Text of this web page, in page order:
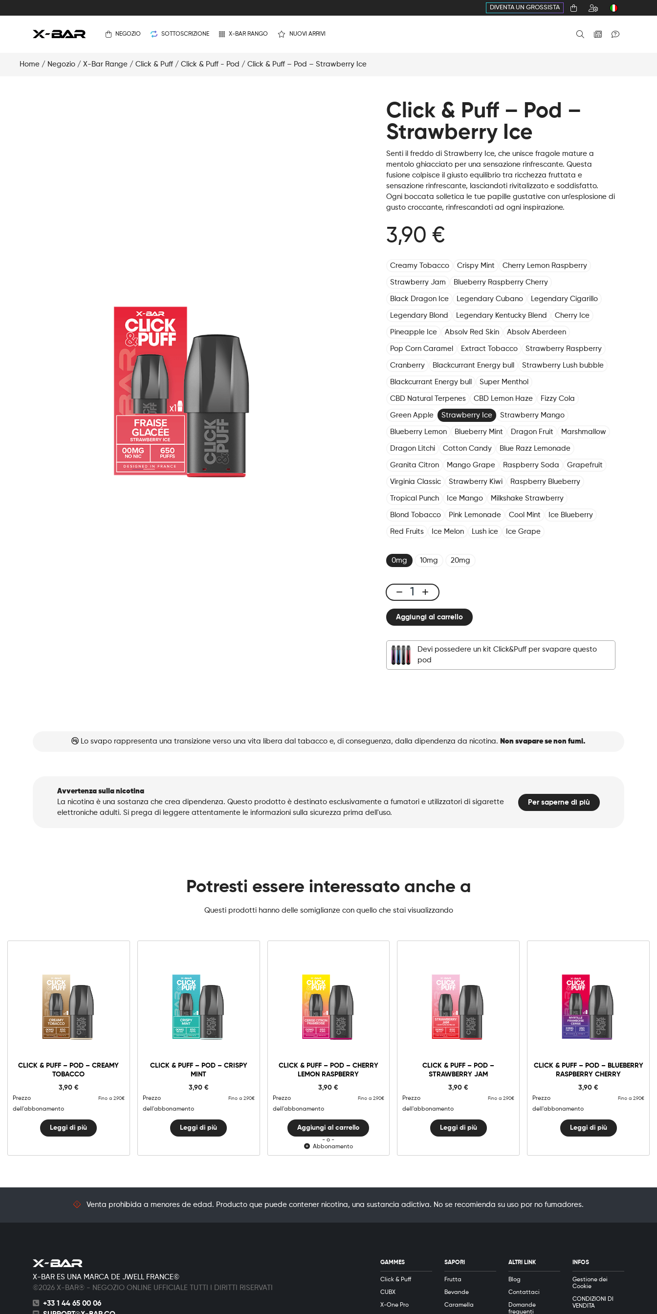
DIVENTA UN GROSSISTA
NEGOZIO SOTTOSCRIZIONE X-BAR RANGO NUOVI ARRIVI
Home / Negozio / X-Bar Range / Click & Puff / Click & Puff - Pod / Click & Puff – Pod – Strawberry Ice
Click & Puff – Pod –
Strawberry Ice
Senti il freddo di Strawberry Ice, che unisce fragole mature a
mentolo ghiacciato per una sensazione rinfrescante. Questa
fusione colpisce il giusto equilibrio tra ricchezza fruttata e
sensazione rinfrescante, lasciandoti rivitalizzato e soddisfatto.
Ogni boccata solletica le tue papille gustative con un’esplosione di
gusto croccante, rinfrescandoti ad ogni inspirazione.
3,90 €
Creamy Tobacco Crispy Mint Cherry Lemon Raspberry
Strawberry Jam Blueberry Raspberry Cherry
Black Dragon Ice Legendary Cubano Legendary Cigarillo
Legendary Blond Legendary Kentucky Blend Cherry Ice
Pineapple Ice Absolv Red Skin Absolv Aberdeen
Pop Corn Caramel Extract Tobacco Strawberry Raspberry
Cranberry Blackcurrant Energy bull Strawberry Lush bubble
Blackcurrant Energy bull Super Menthol
CBD Natural Terpenes CBD Lemon Haze Fizzy Cola
Green Apple Strawberry Ice Strawberry Mango
Blueberry Lemon Blueberry Mint Dragon Fruit Marshmallow
Dragon Litchi Cotton Candy Blue Razz Lemonade
Granita Citron Mango Grape Raspberry Soda Grapefruit
Virginia Classic Strawberry Kiwi Raspberry Blueberry
Tropical Punch Ice Mango Milkshake Strawberry
Blond Tobacco Pink Lemonade Cool Mint Ice Blueberry
Red Fruits Ice Melon Lush ice Ice Grape
0mg 10mg 20mg
Click
Puff
Pod
Strawberry
Ice
Aggiungi al carrello
Devi possedere un kit Click&Puff per svapare questo
pod
Lo svapo rappresenta una transizione verso una vita libera dal tabacco e, di conseguenza, dalla dipendenza da nicotina. Non svapare se non fumi.
Avvertenza sulla nicotina
La nicotina è una sostanza che crea dipendenza. Questo prodotto è destinato esclusivamente a fumatori e utilizzatori di sigarette
elettroniche adulti. Si prega di leggere attentamente le informazioni sulla sicurezza prima dell'uso.
Per saperne di più
Potresti essere interessato anche a
Questi prodotti hanno delle somiglianze con quello che stai visualizzando
CLICK & PUFF – POD – CREAMY
TOBACCO
3,90 €
Prezzo
dell'abbonamento
Fino a 2.90€
Leggi di più
CLICK & PUFF – POD – CRISPY
MINT
3,90 €
Prezzo
dell'abbonamento
Fino a 2.90€
Leggi di più
CLICK & PUFF – POD – CHERRY
LEMON RASPBERRY
3,90€
Prezzo
dell'abbonamento
Fino a 2.90€
0mg 10mg 20mg
-
Lemon
Aggiungi al carrello
Aggiungi al carrello
- o -
Abbonamento
CLICK & PUFF – POD –
STRAWBERRY JAM
3,90€
Prezzo
dell'abbonamento
Fino a 2.90€
Leggi di più
CLICK & PUFF – POD – BLUEBERRY
RASPBERRY CHERRY
3,90€
Prezzo
dell'abbonamento
Fino a 2.90€
Leggi di più
Venta prohibida a menores de edad. Producto que puede contener nicotina, una sustancia adictiva. No se recomienda su uso por no fumadores.
X-BAR ES UNA MARCA DE JWELL FRANCE©
©2026 X-BAR® - NEGOZIO ONLINE UFFICIALE TUTTI I DIRITTI RISERVATI
+33 1 44 65 00 06
GAMMES
Click & Puff
CUBX
X-One Pro
SAPORI
Frutta
Bevande
Caramella
ALTRI LINK
Blog
Contattaci
Domande
frequenti
INFOS
Gestione dei
Cookie
CONDIZIONI DI
VENDITA